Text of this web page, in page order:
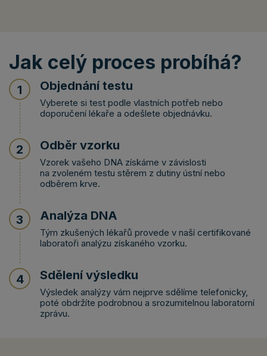
Jak celý proces probíhá?
1 Objednání testu
Vyberete si test podle vlastních potřeb nebo
doporučení lékaře a odešlete objednávku.
2 Odběr vzorku
Vzorek vašeho DNA získáme v závislosti
na zvoleném testu stěrem z dutiny ústní nebo
odběrem krve.
3 Analýza DNA
Tým zkušených lékařů provede v naší certifikované
laboratoři analýzu získaného vzorku.
4 Sdělení výsledku
Výsledek analýzy vám nejprve sdělíme telefonicky,
poté obdržíte podrobnou a srozumitelnou laboratorní
zprávu.